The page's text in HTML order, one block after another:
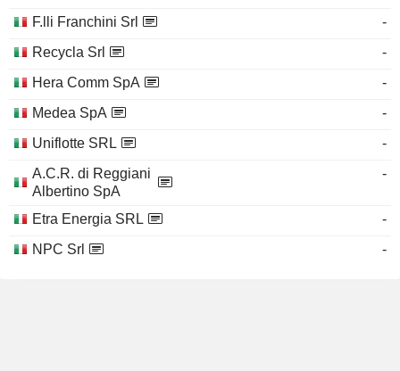
F.lli Franchini Srl
-
Recycla Srl
-
Hera Comm SpA
-
Medea SpA
-
Uniflotte SRL
-
A.C.R. di Reggiani
Albertino SpA
-
Etra Energia SRL
-
NPC Srl
-